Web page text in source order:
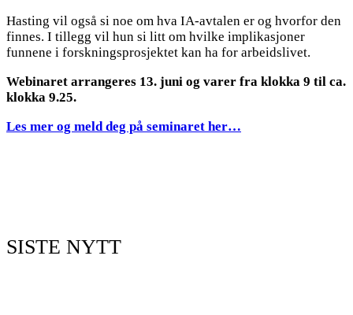
Hasting vil også si noe om hva IA-avtalen er og hvorfor den
finnes. I tillegg vil hun si litt om hvilke implikasjoner
funnene i forskningsprosjektet kan ha for arbeidslivet.
Webinaret arrangeres 13. juni og varer fra klokka 9 til ca.
klokka 9.25.
Les mer og meld deg på seminaret her…
SISTE NYTT